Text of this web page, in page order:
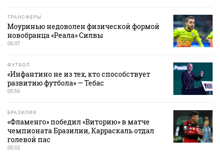
ТРАНСФЕРЫ
Моуринью недоволен физической формой
новобранца «Реала» Силвы
06:07
ФУТБОЛ
«Инфантино не из тех, кто способствует
развитию футбола» — Тебас
05:56
БРАЗИЛИЯ
«Фламенго» победил «Виторию» в матче
чемпионата Бразилии, Карраскаль отдал
голевой пас
05:02